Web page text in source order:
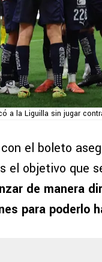
a la Liguilla sin jugar
el boleto
el objetivo que
de manera
para poderlo